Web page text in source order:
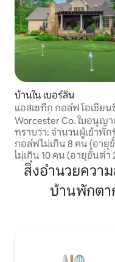
บ้านใน เบอร์ลิน
แอสเซทีก กอล์ฟ โอเชีย
ระยะไม่กี่นาที!
Worcester Co. ใบอนุญาตเ
ทราบว่า: จำนวนผู้เข้าพักที่อนุญาต: นัก
กอล์ฟไม่เกิน 8 คน (อายุ
ไม่เกิน 10 คน (อายุขั้นต่ำ
เกี่ยวข้องรองรับผู้เข้าพัก
ไม่ให้กลุ่มนักเรียนมัธยมปลาย
ทราบว่าเราเป็นเจ้าขอ
และผ้าปูที่นอนสำหรับผู้เ
สิ่งอำนวยควา
บ้านพักตา